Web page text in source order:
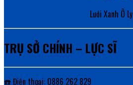
Lưới Xanh Ô Ly
TRỤ SỞ CHÍNH – LỰC SĨ
☎️ Điện thoại: 0886 262 829